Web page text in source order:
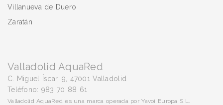
Villanueva de Duero
Zaratán
Valladolid AquaRed
C. Miguel Íscar, 9, 47001 Valladolid
Teléfono: 983 70 88 61
Valladolid AquaRed es una marca operada por Yavoi Europa S.L.